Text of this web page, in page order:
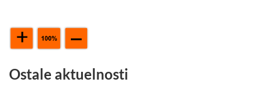
Ostale aktuelnosti